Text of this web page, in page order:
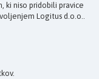
ki niso pridobili pravice
Logitus d.o.o..